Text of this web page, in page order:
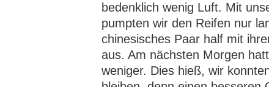
bedenklich wenig Luft. Mit
pumpten wir den Reifen nur
chinesisches Paar half mit
aus. Am nächsten Morgen
weniger. Dies hieß, wir